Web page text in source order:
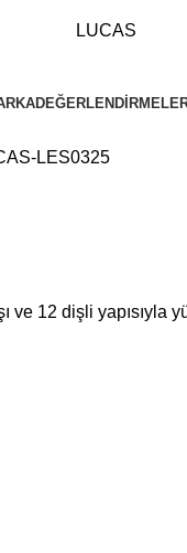
LUCAS
LES0325
12 dişli yapısıyla